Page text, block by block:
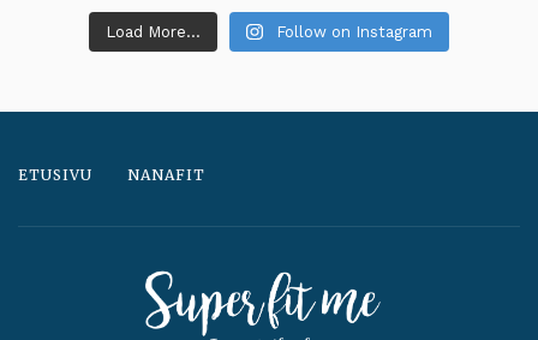
Load More... Follow on Instagram
ETUSIVU NANAFIT